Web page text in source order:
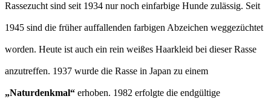
Rassezucht sind seit 1934 nur noch einfarbige Hunde zulässig. Seit
1945 sind die früher auffallenden farbigen Abzeichen weggezüchtet
worden. Heute ist auch ein rein weißes Haarkleid bei dieser Rasse
anzutreffen. 1937 wurde die Rasse in Japan zu einem
„Naturdenkmal“ erhoben. 1982 erfolgte die endgültige